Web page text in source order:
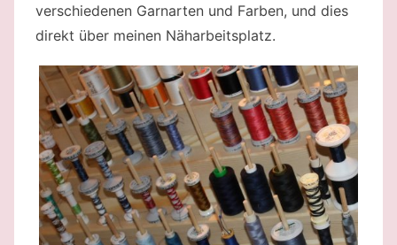
verschiedenen Garnarten und Farben, und dies
direkt über meinen Näharbeitsplatz.